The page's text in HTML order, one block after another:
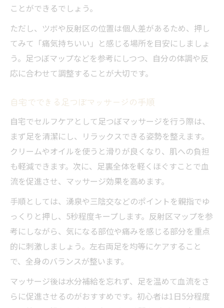
ことができるでしょう。
ただし、ツボや反射区の位置は個人差があるため、押し
てみて「痛気持ちいい」と感じる場所を目安にしましょ
う。足つぼマップなどを参考にしつつ、自分の体調や反
応に合わせて調整することが大切です。
自宅でできる足つぼマッサージの手順
自宅でセルフケアとして足つぼマッサージを行う際は、
まず足を清潔にし、リラックスできる姿勢を整えます。
クリームやオイルを使うと滑りが良くなり、肌への負担
も軽減できます。次に、足裏全体を軽くほぐすことで血
流を促進させ、マッサージ効果を高めます。
手順としては、湧泉や三陰交などのポイントを親指でゆ
っくりと押し、5秒程度キープします。反射区マップを参
考にしながら、気になる部位や痛みを感じる部分を重点
的に刺激しましょう。左右両足を均等にケアすること
で、全身のバランスが整います。
マッサージ後は水分補給を忘れず、足を温めて血流をさ
らに促進させるのがおすすめです。初心者は1日5分程度